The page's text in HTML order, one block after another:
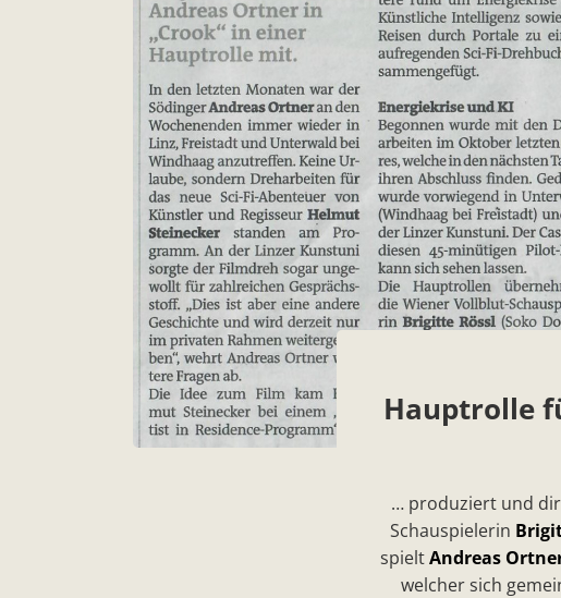
Hauptrolle
… produziert und
Schauspielerin
spieltAndreas
welcher sich